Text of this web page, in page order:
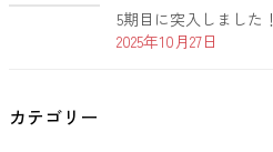
5期目に突入しました！
2025年10月27日
カテゴリー